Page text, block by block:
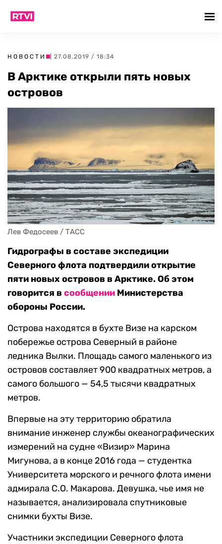
НОВОСТИ | 27.08.2019 / 18:34
В Арктике открыли пять новых
островов
Лев Федосеев / ТАСС
Гидрографы в составе экспедиции
Северного флота подтвердили открытие
пяти новых островов в Арктике. Об этом
говорится в сообщении Министерства
обороны России.
Острова находятся в бухте Визе на карском
побережье острова Северный в районе
ледника Вылки. Площадь самого маленького из
островов составляет 900 квадратных метров, а
самого большого — 54,5 тысячи квадратных
метров.
Впервые на эту территорию обратила
внимание инженер службы океанографических
измерений на судне «Визир» Марина
Мигунова, а в конце 2016 года — студентка
Университета морского и речного флота имени
адмирала С.О. Макарова. Девушка, чье имя не
называется, анализировала спутниковые
снимки бухты Визе.
Участники экспедиции Северного флота